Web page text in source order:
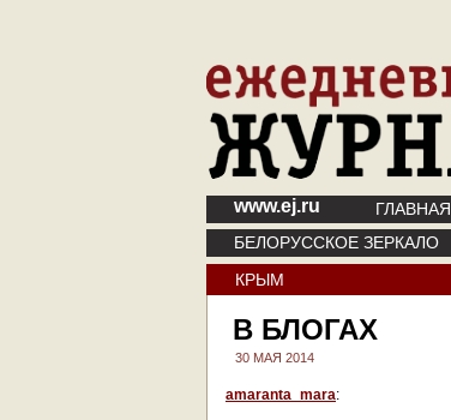
www.ej.ru ГЛАВНАЯ
БЕЛОРУССКОЕ ЗЕРКАЛО
КРЫМ
В БЛОГАХ
30 МАЯ 2014
amaranta_mara: